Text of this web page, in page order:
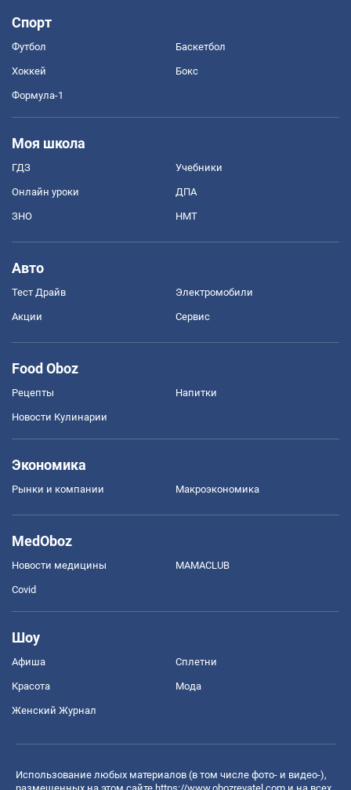
Спорт
Футбол Баскетбол
Хоккей Бокс
Формула-1
Моя школа
ГДЗ Учебники
Онлайн уроки ДПА
ЗНО НМТ
Авто
Тест Драйв Электромобили
Акции Сервис
Food Oboz
Рецепты Напитки
Новости Кулинарии
Экономика
Рынки и компании Mакроэкономика
MedOboz
Новости медицины MAMACLUB
Covid
Шоу
Афиша Сплетни
Красота Мода
Женский Журнал
Использование любых материалов (в том числе фото- и видео-),